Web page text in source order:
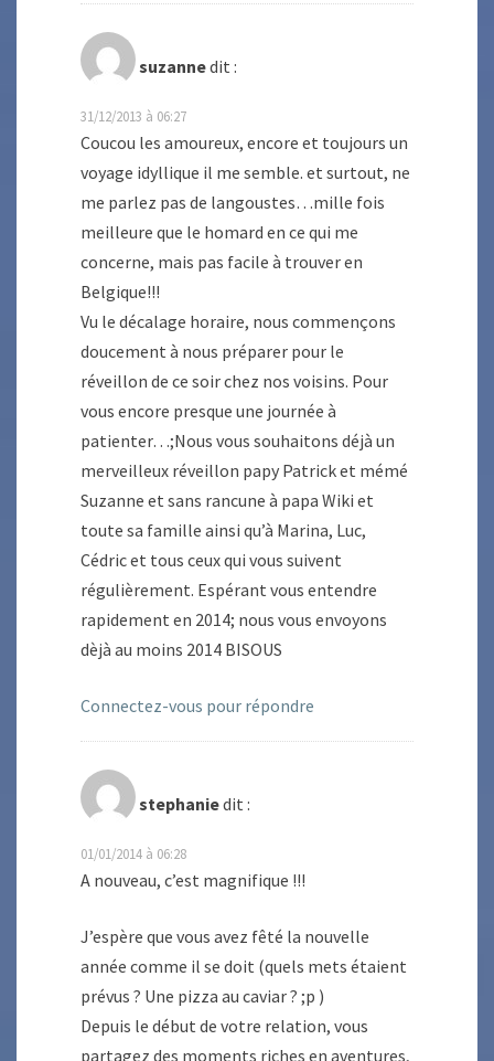
suzannedit :
31/12/2013 à 06:27
Coucou les amoureux, encore et toujours un
voyage idyllique il me semble. et surtout, ne
me parlez pas de langoustes…mille fois
meilleure que le homard en ce qui me
concerne, mais pas facile à trouver en
Belgique!!!
Vu le décalage horaire, nous commençons
doucement à nous préparer pour le
réveillon de ce soir chez nos voisins. Pour
vous encore presque une journée à
patienter…;Nous vous souhaitons déjà un
merveilleux réveillon papy Patrick et mémé
Suzanne et sans rancune à papa Wiki et
toute sa famille ainsi qu’à Marina, Luc,
Cédric et tous ceux qui vous suivent
régulièrement. Espérant vous entendre
rapidement en 2014; nous vous envoyons
dèjà au moins 2014 BISOUS
Connectez-vous pour répondre
stephaniedit :
01/01/2014 à 06:28
A nouveau, c’est magnifique !!!
J’espère que vous avez fêté la nouvelle
année comme il se doit (quels mets étaient
prévus ? Une pizza au caviar ? ;p )
Depuis le début de votre relation, vous
partagez des moments riches en aventures,